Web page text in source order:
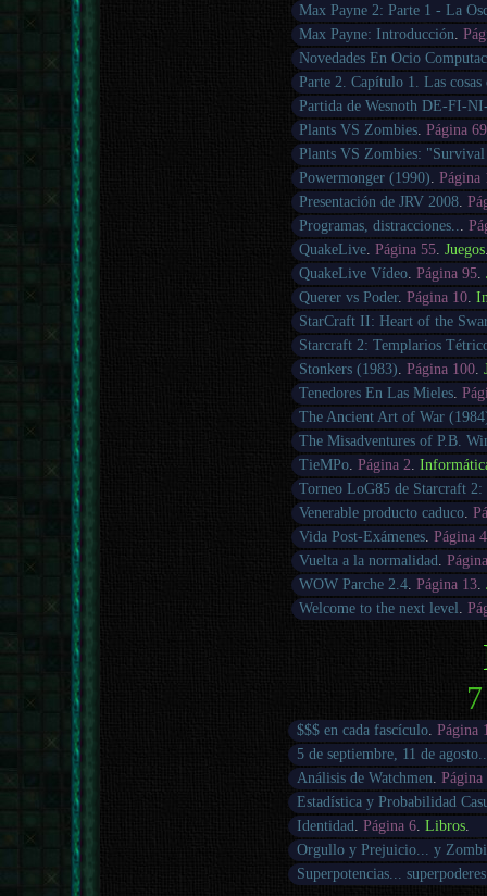
Max Payne 2: Parte 1 - La
Max Payne: Introducción .
Novedades En Ocio
Parte 2. Capítulo 1. Las
Partida de Wesnoth DE-FI-
Plants VS Zombies .Página 69
Plants VS Zombies:
Powermonger (1990) .Página
Presentación de JRV 2008 .
Programas, distracciones..
.
QuakeLive .Página 55 .Juegos
QuakeLive Vídeo .Página 95 .
Querer vs Poder.Página 10 .
StarCraft II: Heart of the
Starcraft 2: Templarios
Stonkers (1983) .Página 100 .
Tenedores En Las Mieles .
The Ancient Art of War
The Misadventures of P.B.
TieMPo .Página 2 .
Torneo LoG85 de Starcraft
Venerable producto caduco .
Vida Post-Exámenes .Página
Vuelta a la normalidad .
WOW Parche 2.4 .Página 13 .
Welcome to the next level .
$$$ en cada fascículo. Página
5 de septiembre, 11 de
Análisis de Watchmen. Página
Estadística y Probabilidad
Identidad. Página 6. Libros.
Orgullo y Prejuicio... y
Superpotencias... superpoderes